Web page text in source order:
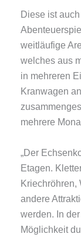
Diese ist
weitläufige
welches aus
in mehreren
Kranwagen
mehrere
„Der
Etagen.
Kriechröhren,
andere
werden. In
Möglichkeit